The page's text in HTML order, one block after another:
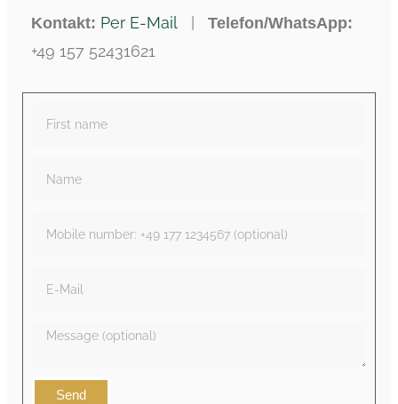
Kontakt: Per E-Mail | Telefon/WhatsApp:
+49 157 52431621
Send